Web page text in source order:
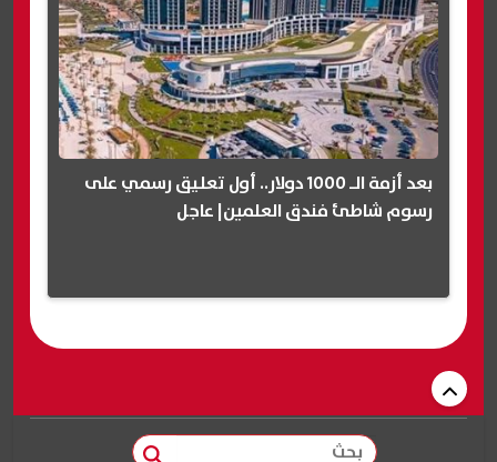
بعد أزمة الـ 1000 دولار.. أول تعليق رسمي على
رسوم شاطئ فندق العلمين| عاجل
بحث